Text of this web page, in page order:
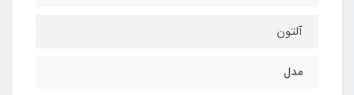
آلتون
مدل